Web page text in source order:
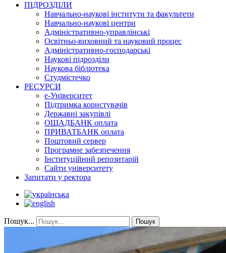
ПІДРОЗДІЛИ
Навчально-наукові інститути та факультети
Навчально-наукові центри
Адміністративно-управлінські
Освітньо-виховний та науковий процес
Адміністративно-господарські
Наукові підрозділи
Наукова бібліотека
Студмістечко
РЕСУРСИ
е-Університет
Підтримка користувачів
Державні закупівлі
ОЩАДБАНК оплата
ПРИВАТБАНК оплата
Поштовий сервер
Програмне забезпечення
Інституційний репозитарій
Сайти університету
Запитати у ректора
Пошук... Пошук